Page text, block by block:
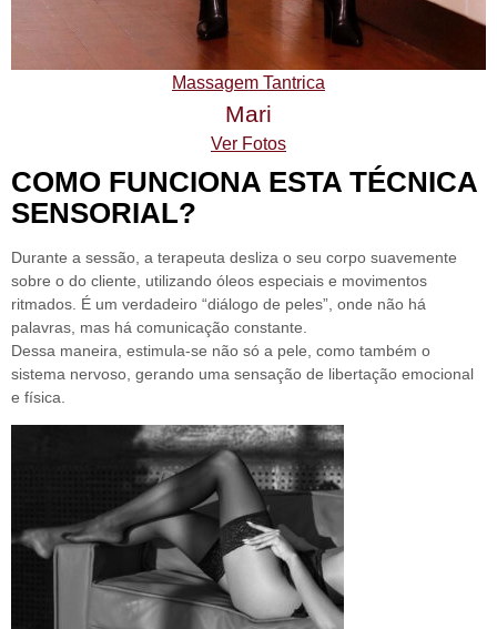
Massagem Tantrica
Mari
Ver Fotos
COMO FUNCIONA ESTA TÉCNICA
SENSORIAL?
Durante a sessão, a terapeuta desliza o seu corpo suavemente
sobre o do cliente, utilizando óleos especiais e movimentos
ritmados. É um verdadeiro “diálogo de peles”, onde não há
palavras, mas há comunicação constante.
Dessa maneira, estimula-se não só a pele, como também o
sistema nervoso, gerando uma sensação de libertação emocional
e física.